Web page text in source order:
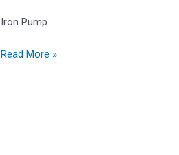
Iron Pump
Read More »